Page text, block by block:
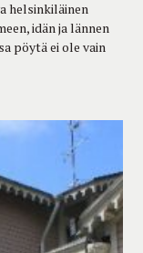
helsinkiläinen
idän ja lännen
pöytä ei ole vain